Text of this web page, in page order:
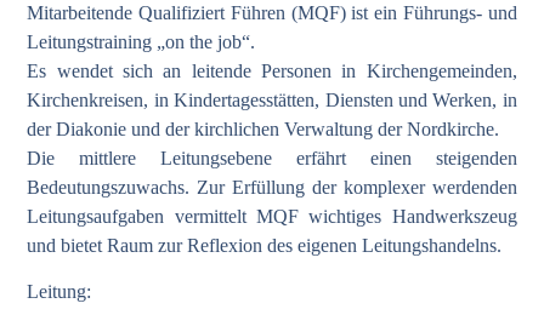
Mitarbeitende Qualifiziert Führen (MQF) ist ein Führungs- und
Leitungstraining „on the job“.
Es wendet sich an leitende Personen in Kirchengemeinden,
Kirchenkreisen, in Kindertagesstätten, Diensten und Werken, in
der Diakonie und der kirchlichen Verwaltung der Nordkirche.
Die mittlere Leitungsebene erfährt einen steigenden
Bedeutungszuwachs. Zur Erfüllung der komplexer werdenden
Leitungsaufgaben vermittelt MQF wichtiges Handwerkszeug
und bietet Raum zur Reflexion des eigenen Leitungshandelns.
Leitung: